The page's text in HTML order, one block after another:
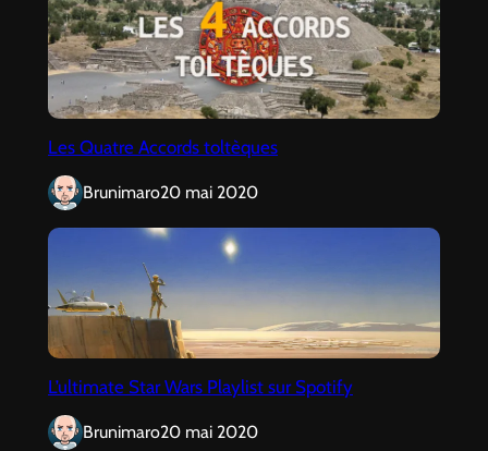
Les Quatre Accords toltèques
Brunimaro20 mai 2020
L’ultimate Star Wars Playlist sur Spotify
Brunimaro20 mai 2020